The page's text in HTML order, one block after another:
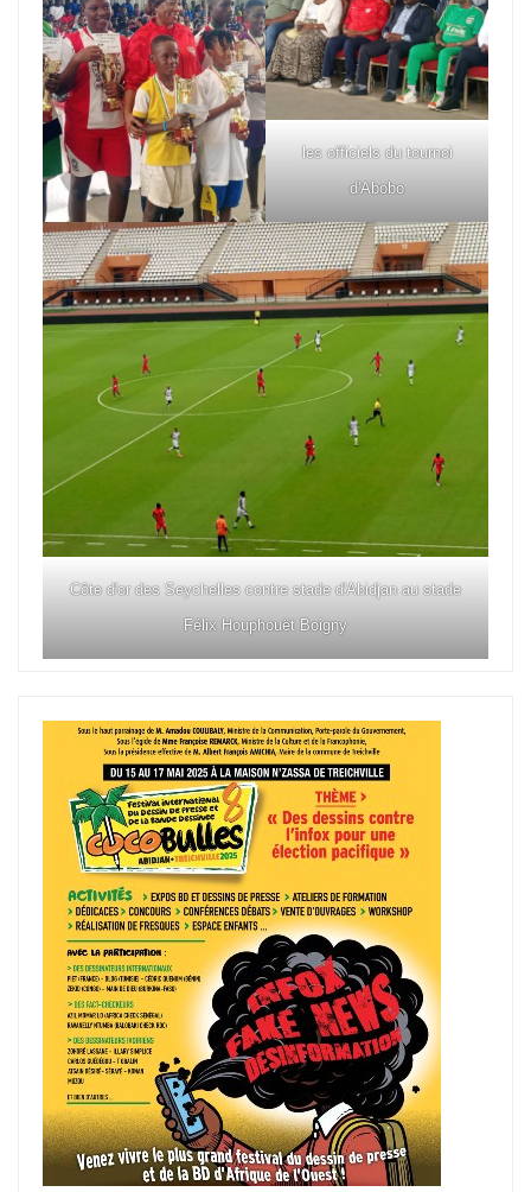
les officiels du tournoi
d'Abobo
Côte d'or des Seychelles contre stade d'Abidjan au stade
Félix Houphouët Boigny